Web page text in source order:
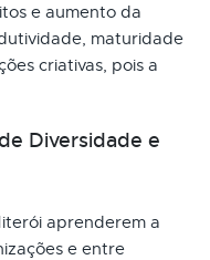
e aumento da
maturidade
criativas, pois a
Diversidade e
aprenderem a
e entre